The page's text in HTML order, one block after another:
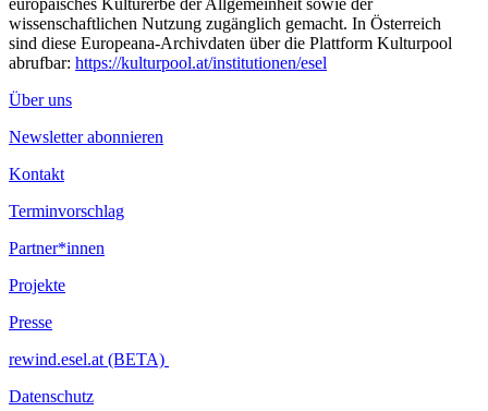
wissenschaftlichen Nutzung zugänglich gemacht. In Österreich
sind diese Europeana-Archivdaten über die Plattform Kulturpool
abrufbar: https://kulturpool.at/institutionen/esel
Über uns
Newsletter abonnieren
Kontakt
Terminvorschlag
Partner*innen
Projekte
Presse
rewind.esel.at (BETA)
Datenschutz